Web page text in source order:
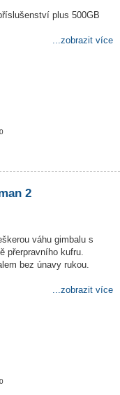
plus 500GB
...zobrazit více
2
váhu gimbalu s
přerpravního kufru.
bez únavy rukou.
...zobrazit více